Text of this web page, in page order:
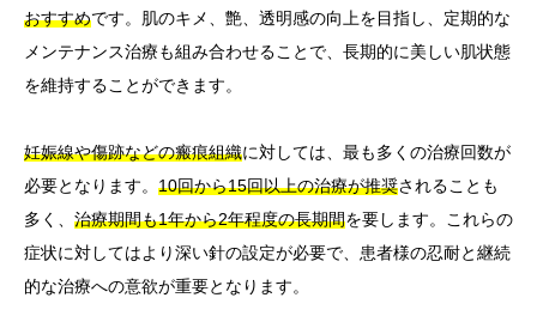
おすすめです。肌のキメ、艶、透明感の向上を目指し、定期的な
メンテナンス治療も組み合わせることで、長期的に美しい肌状態
を維持することができます。
妊娠線や傷跡などの瘢痕組織に対しては、最も多くの治療回数が
必要となります。 10回から15回以上の治療が推奨されることも
多く、 治療期間も1年から2年程度の長期間を要します。これらの
症状に対してはより深い針の設定が必要で、患者様の忍耐と継続
的な治療への意欲が重要となります。